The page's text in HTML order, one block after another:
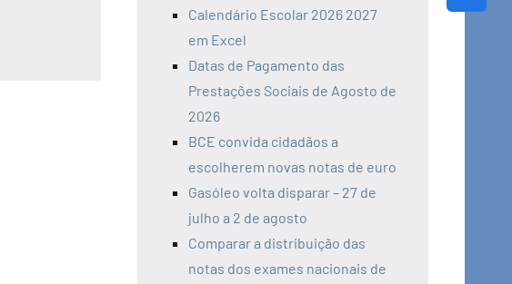
Calendário Escolar 2026 2027
em Excel
Datas de Pagamento das
Prestações Sociais de Agosto de
2026
BCE convida cidadãos a
escolherem novas notas de euro
Gasóleo volta disparar – 27 de
julho a 2 de agosto
Comparar a distribuição das
notas dos exames nacionais de